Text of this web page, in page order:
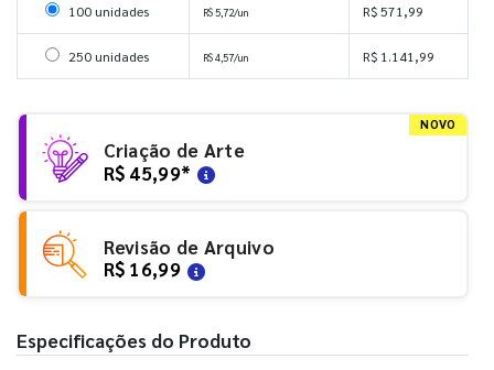
Selecionar 100 unidades
100 unidades R$ 5,72/un R$ 571,99
Selecionar 250 unidades
250 unidades R$ 4,57/un R$ 1.141,99
NOVO
Criação de Arte
R$ 45,99*
Revisão de Arquivo
R$ 16,99
Especificações do Produto